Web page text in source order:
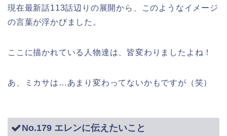
現在最新話113話辺りの展開から、このようなイメージ
の言葉が浮かびました。
ここに描かれている人物達は、皆変わりましたよね！
あ、ミカサは…あまり変わってないかもですが（笑）
No.179 エレンに伝えたいこと